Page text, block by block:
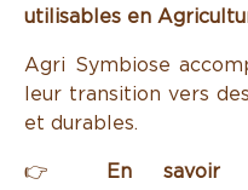
utilisables en
Agri Symbiose
leur transition vers
et durables.
👉
En savoir